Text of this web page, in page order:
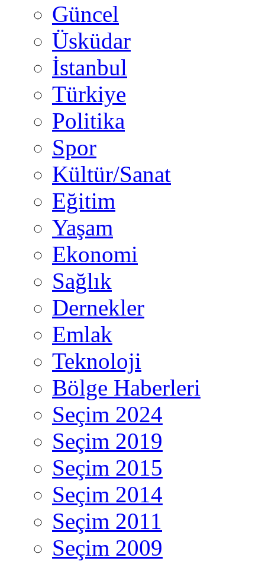
Güncel
Üsküdar
İstanbul
Türkiye
Politika
Spor
Kültür/Sanat
Eğitim
Yaşam
Ekonomi
Sağlık
Dernekler
Emlak
Teknoloji
Bölge Haberleri
Seçim 2024
Seçim 2019
Seçim 2015
Seçim 2014
Seçim 2011
Seçim 2009